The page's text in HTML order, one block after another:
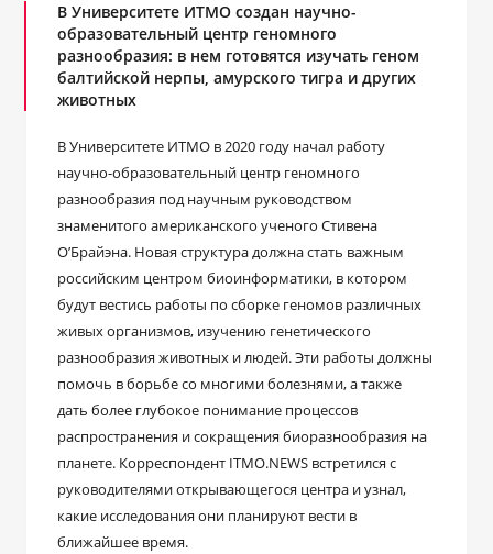
В Университете ИТМО создан научно-
образовательный центр геномного
разнообразия: в нем готовятся изучать геном
балтийской нерпы, амурского тигра и других
животных
В Университете ИТМО в 2020 году начал работу
научно-образовательный центр геномного
разнообразия под научным руководством
знаменитого американского ученого Стивена
О’Брайэна. Новая структура должна стать важным
российским центром биоинформатики, в котором
будут вестись работы по сборке геномов различных
живых организмов, изучению генетического
разнообразия животных и людей. Эти работы должны
помочь в борьбе со многими болезнями, а также
дать более глубокое понимание процессов
распространения и сокращения биоразнообразия на
планете. Корреспондент ITMO.NEWS встретился с
руководителями открывающегося центра и узнал,
какие исследования они планируют вести в
ближайшее время.